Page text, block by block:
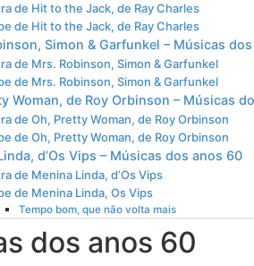
de Hit to the Jack, de Ray Charles
de Hit to the Jack, de Ray Charles
Simon & Garfunkel – Músicas
de Mrs. Robinson, Simon & Garfunkel
de Mrs. Robinson, Simon & Garfunkel
Woman, de Roy Orbinson – Músicas
de Oh, Pretty Woman, de Roy Orbinson
de Oh, Pretty Woman, de Roy Orbinson
d’Os Vips – Músicas dos anos 60
de Menina Linda, d’Os Vips
de Menina Linda, Os Vips
Tempo bom, que não volta mais
dos anos 60